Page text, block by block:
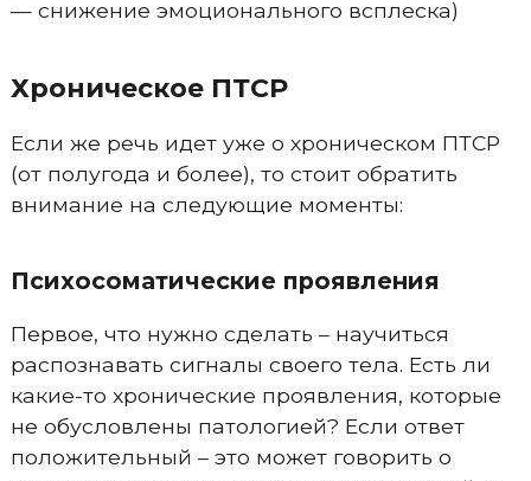
— снижение эмоционального всплеска)
Хроническое ПТСР
Если же речь идет уже о хроническом ПТСР
(от полугода и более), то стоит обратить
внимание на следующие моменты:
Психосоматические проявления
Первое, что нужно сделать – научиться
распознавать сигналы своего тела. Есть ли
какие-то хронические проявления, которые
не обусловлены патологией? Если ответ
положительный – это может говорить о